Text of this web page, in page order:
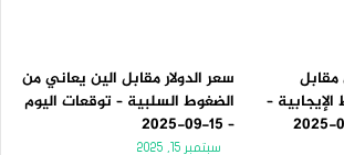
مقابل
–
سعر الدولار مقابل الين يعاني من
الضغوط السلبية – توقعات اليوم
– 15-09-2025
سبتمبر 15, 2025